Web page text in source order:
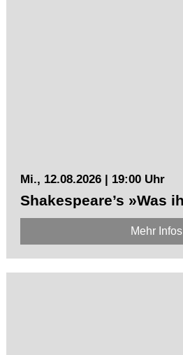
Mi., 12.08.2026 | 19:00 Uhr
Shakespeare’s »Was
Mehr Infos